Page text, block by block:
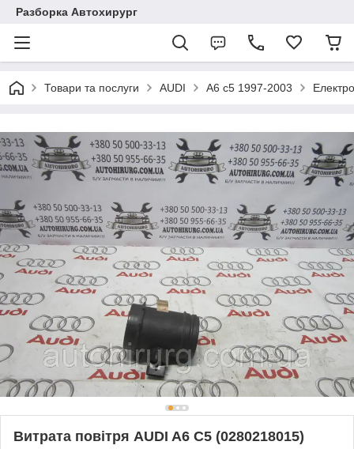
Разборка Автохирург
Товари та послуги AUDI A6 c5 1997-2003
Витрата повітря AUDI A6 C5 (0280218015)